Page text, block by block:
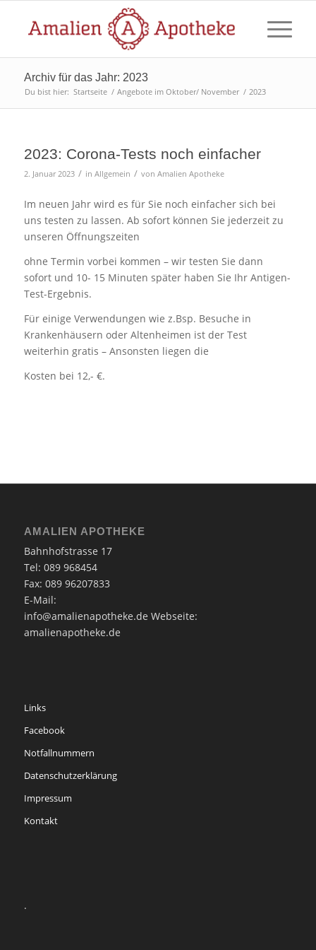
Archiv für das Jahr: 2023
Du bist hier: Startseite / Angebote im Oktober/ November / 2023
2023: Corona-Tests noch einfacher
2. Januar 2023 / in Allgemein / von Amalien Apotheke
Im neuen Jahr wird es für Sie noch einfacher sich bei
uns testen zu lassen. Ab sofort können Sie jederzeit zu
unseren Öffnungszeiten
ohne Termin vorbei kommen – wir testen Sie dann
sofort und 10- 15 Minuten später haben Sie Ihr Antigen-
Test-Ergebnis.
Für einige Verwendungen wie z.Bsp. Besuche in
Krankenhäusern oder Altenheimen ist der Test
weiterhin gratis – Ansonsten liegen die
Kosten bei 12,- €.
AMALIEN APOTHEKE
Bahnhofstrasse 17
Tel: 089 968454
Fax: 089 96207833
E-Mail:
info@amalienapotheke.de Webseite:
amalienapotheke.de
Links
Facebook
Notfallnummern
Datenschutzerklärung
Impressum
Kontakt
.